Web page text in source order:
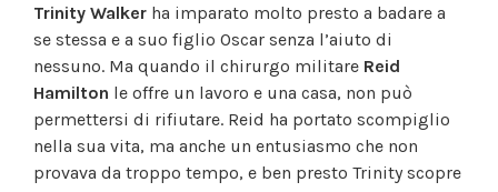
Trinity Walker ha imparato molto presto a badare a
se stessa e a suo figlio Oscar senza l’aiuto di
nessuno. Ma quando il chirurgo militare Reid
Hamilton le offre un lavoro e una casa, non può
permettersi di rifiutare. Reid ha portato scompiglio
nella sua vita, ma anche un entusiasmo che non
provava da troppo tempo, e ben presto Trinity scopre